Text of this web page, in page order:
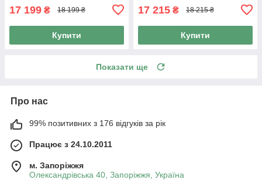
17 199 ₴ 18 199 ₴
Купити
17 215 ₴ 18 215 ₴
Купити
Показати ще
Про нас
99% позитивних з 176 відгуків за рік
Працює з 24.10.2011
м. Запоріжжя
Олександрівська 40, Запоріжжя, Україна